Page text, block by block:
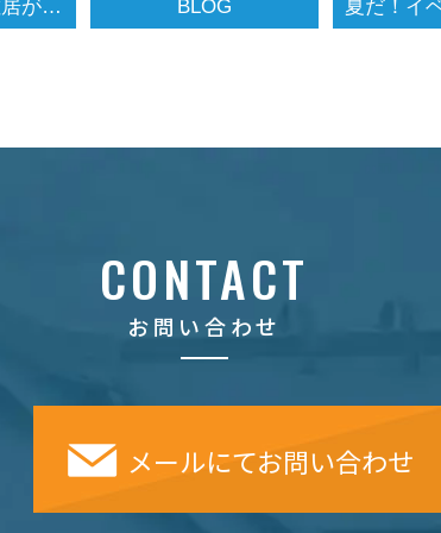
探偵事務所は敷居が高い？ BLOG
CONTACT
お問い合わせ
メールにてお問い合わせ